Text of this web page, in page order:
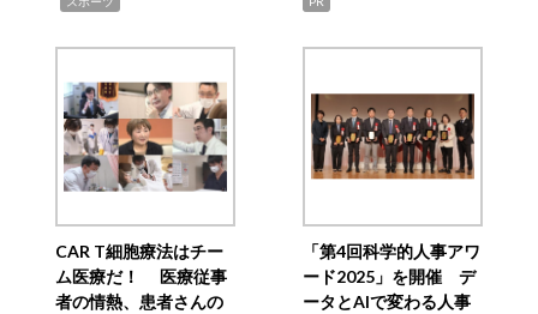
CAR T細胞療法はチー
ム医療だ！ 医療従事
者の情熱、患者さんの
「第4回科学的人事アワ
ード2025」を開催 デ
ータとAIで変わる人事